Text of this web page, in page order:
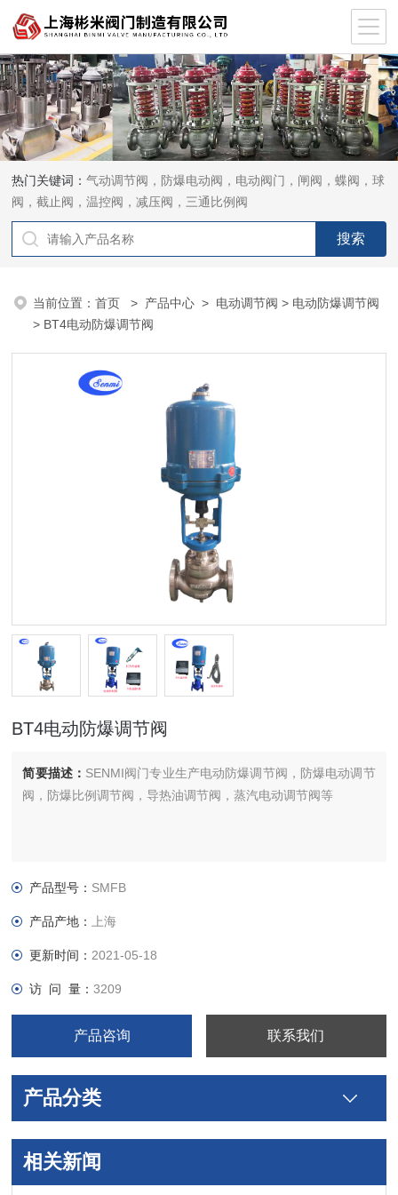
热门关键词：气动调节阀，防爆电动阀，电动阀门，闸阀，蝶阀，球
阀，截止阀，温控阀，减压阀，三通比例阀
当前位置：首页 > 产品中心 > 电动调节阀 > 电动防爆调节阀
> BT4电动防爆调节阀
BT4电动防爆调节阀
简要描述： SENMI阀门专业生产电动防爆调节阀，防爆电动调节
阀，防爆比例调节阀，导热油调节阀，蒸汽电动调节阀等
产品型号： SMFB
产品产地： 上海
更新时间： 2021-05-18
访 问 量：3209
产品咨询 联系我们
产品分类
相关新闻